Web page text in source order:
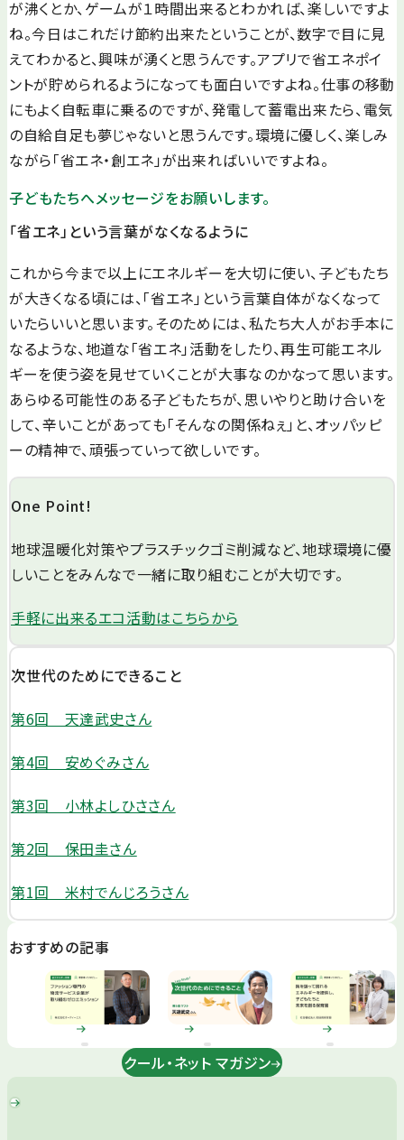
が沸くとか、ゲームが１時間出来るとわかれば、楽しいですよ
ね。今日はこれだけ節約出来たということが、数字で目に見
えてわかると、興味が湧くと思うんです。アプリで省エネポイ
ントが貯められるようになっても面白いですよね。仕事の移動
にもよく自転車に乗るのですが、発電して蓄電出来たら、電気
の自給自足も夢じゃないと思うんです。環境に優しく、楽しみ
ながら「省エネ・創エネ」が出来ればいいですよね。
子どもたちへメッセージをお願いします。
「省エネ」という言葉がなくなるように
これから今まで以上にエネルギーを大切に使い、子どもたち
が大きくなる頃には、「省エネ」という言葉自体がなくなって
いたらいいと思います。そのためには、私たち大人がお手本に
なるような、地道な「省エネ」活動をしたり、再生可能エネル
ギーを使う姿を見せていくことが大事なのかなって思います。
あらゆる可能性のある子どもたちが、思いやりと助け合いを
して、辛いことがあっても「そんなの関係ねぇ」と、オッパッピ
ーの精神で、頑張っていって欲しいです。
One Point!
地球温暖化対策やプラスチックゴミ削減など、地球環境に優
しいことをみんなで一緒に取り組むことが大切です。
手軽に出来るエコ活動はこちらから
次世代のためにできること
第6回 天達武史さん
第4回 安めぐみさん
第3回 小林よしひささん
第2回 保田圭さん
第1回 米村でんじろうさん
おすすめの記事
クール・ネット マガジン